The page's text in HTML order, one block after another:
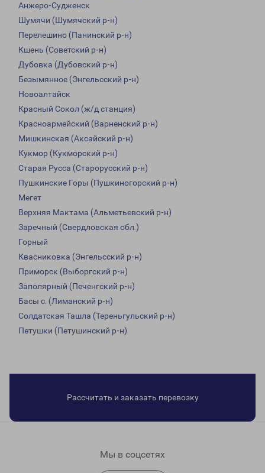
Анжеро-Судженск
Шумячи (Шумячский р-н)
Перелешино (Панинский р-н)
Кшень (Советский р-н)
Дубовка (Дубовский р-н)
Безымянное (Энгельсский р-н)
Новоалтайск
Красный Сокол (ж/д станция)
Красноармейский (Варненский р-н)
Мишкинская (Аксайский р-н)
Кукмор (Кукморский р-н)
Старая Русса (Старорусский р-н)
Пушкинские Горы (Пушкиногорский р-н)
Мегет
Верхняя Мактама (Альметьевский р-н)
Заречный (Свердловская обл.)
Горный
Квасниковка (Энгельсский р-н)
Приморск (Выборгский р-н)
Заполярный (Печенгский р-н)
Басы с. (Лиманский р-н)
Солдатская Ташла (Тереньгульский р-н)
Петушки (Петушинский р-н)
Рассчитать и заказать перевозку
Мы в соцсетях